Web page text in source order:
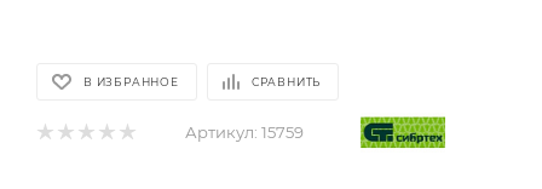
В ИЗБРАННОЕ СРАВНИТЬ
Артикул: 15759